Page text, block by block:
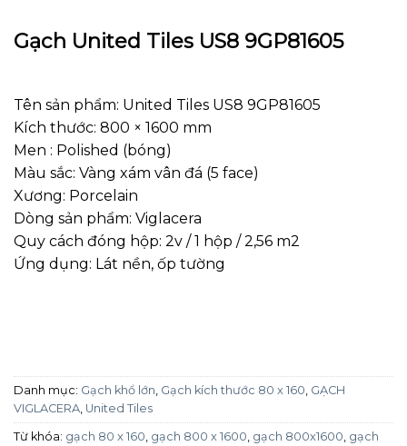
Gạch United Tiles US8 9GP81605
Tên sản phẩm: United Tiles US8 9GP81605
Kích thước: 800 × 1600 mm
Men : Polished (bóng)
Màu sắc: Vàng xám vân đá (5 face)
Xương: Porcelain
Dòng sản phẩm: Viglacera
Quy cách đóng hộp: 2v / 1 hộp / 2,56 m2
Ứng dụng: Lát nền, ốp tường
Danh mục: Gạch khổ lớn Gạch kích thước 80 x 160 GẠCH
VIGLACERA United Tiles
Từ khóa: gạch 80 x 160 gạch 800 x 1600 gạch 800x1600 gạch